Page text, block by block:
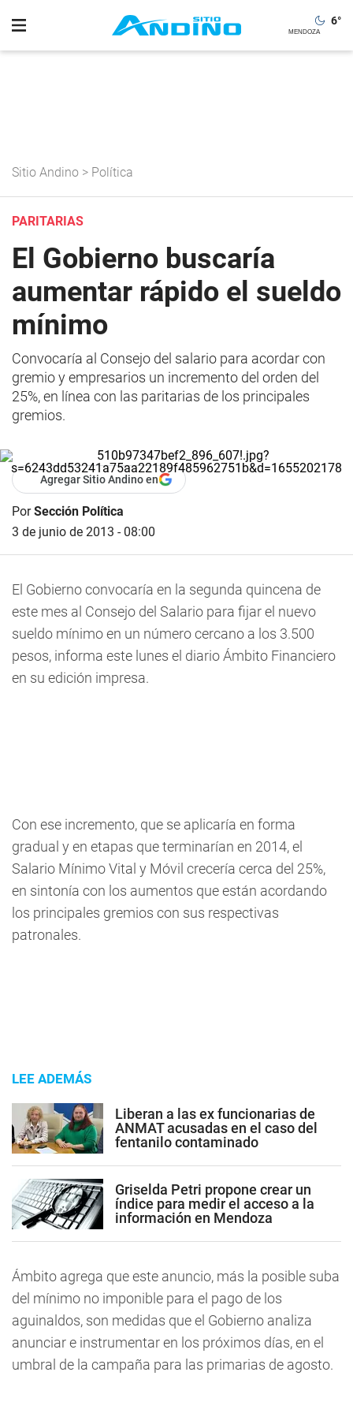
6°
Sitio Andino > Política
PARITARIAS
El Gobierno buscaría
aumentar rápido el sueldo
mínimo
Convocaría al Consejo del salario para acordar con
gremio y empresarios un incremento del orden del
25%, en línea con las paritarias de los principales
gremios.
Agregar Sitio Andino en
PorSección Política
3 de junio de 2013 - 08:00
El Gobierno convocaría en la segunda quincena de
este mes al Consejo del Salario para fijar el nuevo
sueldo mínimo en un número cercano a los 3.500
pesos, informa este lunes el diario Ámbito Financiero
en su edición impresa.
Con ese incremento, que se aplicaría en forma
gradual y en etapas que terminarían en 2014, el
Salario Mínimo Vital y Móvil crecería cerca del 25%,
en sintonía con los aumentos que están acordando
los principales gremios con sus respectivas
patronales.
LEE ADEMÁS
Liberan a las ex funcionarias de
ANMAT acusadas en el caso del
fentanilo contaminado
Griselda Petri propone crear un
índice para medir el acceso a la
información en Mendoza
Ámbito agrega que este anuncio, más la posible suba
del mínimo no imponible para el pago de los
aguinaldos, son medidas que el Gobierno analiza
anunciar e instrumentar en los próximos días, en el
umbral de la campaña para las primarias de agosto.